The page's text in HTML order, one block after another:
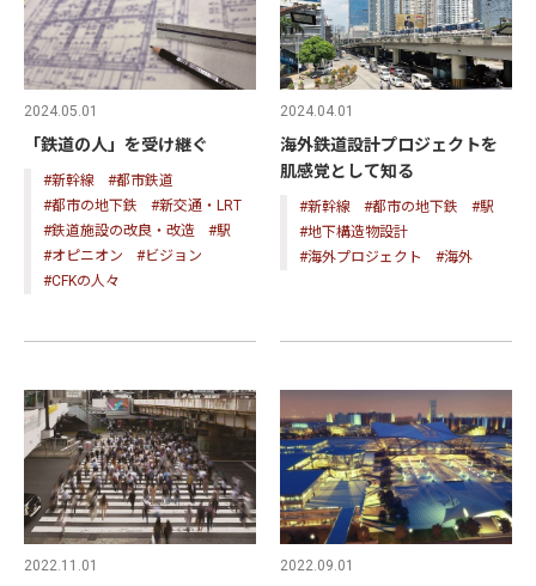
2024.05.01
「鉄道の人」を受け継ぐ
#新幹線
#都市鉄道
#都市の地下鉄
#新交通・LRT
#鉄道施設の改良・改造
#駅
#オピニオン
#ビジョン
#CFKの人々
2024.04.01
海外鉄道設計プロジェクトを
肌感覚として知る
#新幹線 #都市の地下鉄
#駅
#地下構造物設計
#海外プロジェクト
#海外
2022.11.01 2022.09.01